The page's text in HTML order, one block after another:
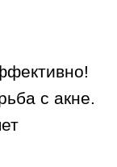
с акне.